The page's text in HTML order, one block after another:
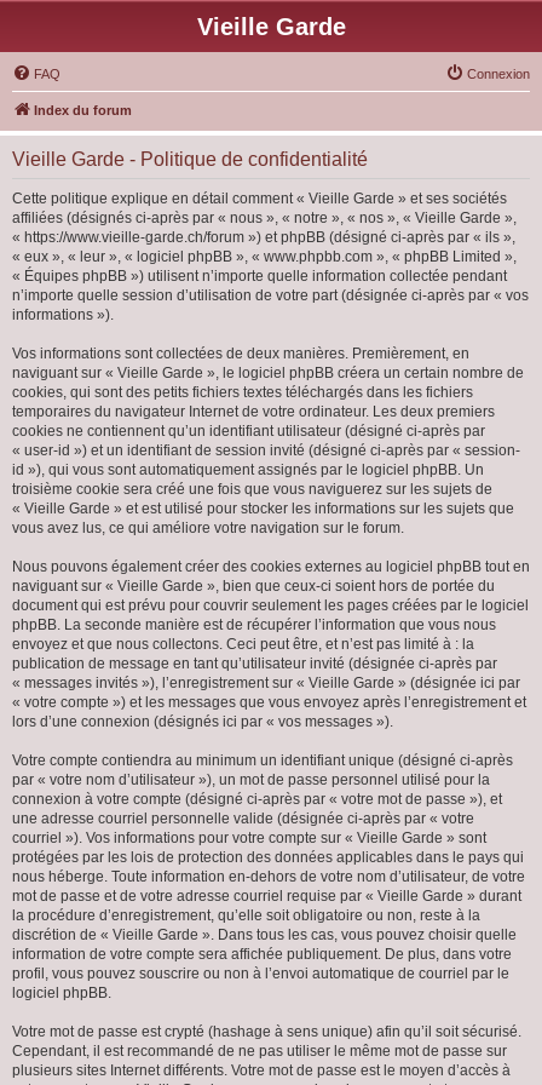
Vieille Garde
FAQ Connexion
Index du forum
Vieille Garde - Politique de confidentialité
Cette politique explique en détail comment « Vieille Garde » et ses sociétés
affiliées (désignés ci-après par « nous », « notre », « nos », « Vieille Garde »,
« https://www.vieille-garde.ch/forum ») et phpBB (désigné ci-après par « ils »,
« eux », « leur », « logiciel phpBB », « www.phpbb.com », « phpBB Limited »,
« Équipes phpBB ») utilisent n’importe quelle information collectée pendant
n’importe quelle session d’utilisation de votre part (désignée ci-après par « vos
informations »).
Vos informations sont collectées de deux manières. Premièrement, en
naviguant sur « Vieille Garde », le logiciel phpBB créera un certain nombre de
cookies, qui sont des petits fichiers textes téléchargés dans les fichiers
temporaires du navigateur Internet de votre ordinateur. Les deux premiers
cookies ne contiennent qu’un identifiant utilisateur (désigné ci-après par
« user-id ») et un identifiant de session invité (désigné ci-après par « session-
id »), qui vous sont automatiquement assignés par le logiciel phpBB. Un
troisième cookie sera créé une fois que vous naviguerez sur les sujets de
« Vieille Garde » et est utilisé pour stocker les informations sur les sujets que
vous avez lus, ce qui améliore votre navigation sur le forum.
Nous pouvons également créer des cookies externes au logiciel phpBB tout en
naviguant sur « Vieille Garde », bien que ceux-ci soient hors de portée du
document qui est prévu pour couvrir seulement les pages créées par le logiciel
phpBB. La seconde manière est de récupérer l’information que vous nous
envoyez et que nous collectons. Ceci peut être, et n’est pas limité à : la
publication de message en tant qu’utilisateur invité (désignée ci-après par
« messages invités »), l’enregistrement sur « Vieille Garde » (désignée ici par
« votre compte ») et les messages que vous envoyez après l’enregistrement et
lors d’une connexion (désignés ici par « vos messages »).
Votre compte contiendra au minimum un identifiant unique (désigné ci-après
par « votre nom d’utilisateur »), un mot de passe personnel utilisé pour la
connexion à votre compte (désigné ci-après par « votre mot de passe »), et
une adresse courriel personnelle valide (désignée ci-après par « votre
courriel »). Vos informations pour votre compte sur « Vieille Garde » sont
protégées par les lois de protection des données applicables dans le pays qui
nous héberge. Toute information en-dehors de votre nom d’utilisateur, de votre
mot de passe et de votre adresse courriel requise par « Vieille Garde » durant
la procédure d’enregistrement, qu’elle soit obligatoire ou non, reste à la
discrétion de « Vieille Garde ». Dans tous les cas, vous pouvez choisir quelle
information de votre compte sera affichée publiquement. De plus, dans votre
profil, vous pouvez souscrire ou non à l’envoi automatique de courriel par le
logiciel phpBB.
Votre mot de passe est crypté (hashage à sens unique) afin qu’il soit sécurisé.
Cependant, il est recommandé de ne pas utiliser le même mot de passe sur
plusieurs sites Internet différents. Votre mot de passe est le moyen d’accès à